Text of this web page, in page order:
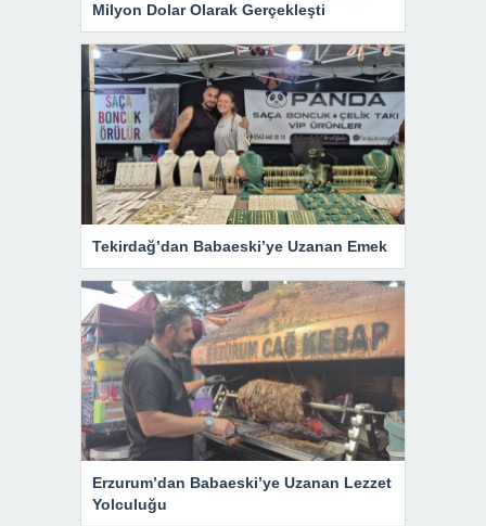
Milyon Dolar Olarak Gerçekleşti
Tekirdağ’dan Babaeski’ye Uzanan Emek
Erzurum’dan Babaeski’ye Uzanan Lezzet
Yolculuğu